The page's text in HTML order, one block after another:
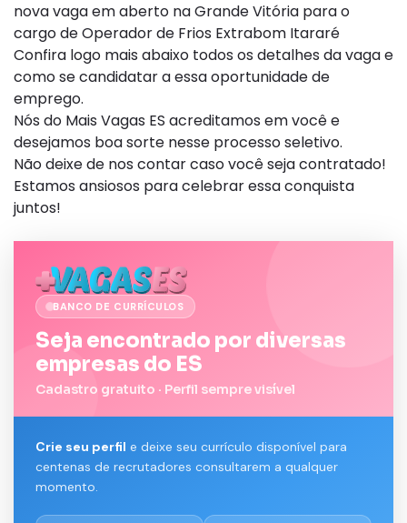
nova vaga em aberto na Grande Vitória para o
cargo de Operador de Frios Extrabom Itararé
Confira logo mais abaixo todos os detalhes da vaga e
como se candidatar a essa oportunidade de
emprego.
Nós do Mais Vagas ES acreditamos em você e
desejamos boa sorte nesse processo seletivo.
Não deixe de nos contar caso você seja contratado!
Estamos ansiosos para celebrar essa conquista
juntos!
BANCO DE CURRÍCULOS
Seja encontrado por diversas
empresas do ES
Cadastro gratuito · Perfil sempre visível
Crie seu perfil e deixe seu currículo disponível para
centenas de recrutadores consultarem a qualquer
momento.